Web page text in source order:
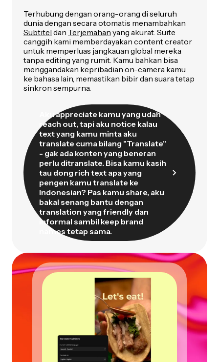
Terhubung dengan orang-orang di seluruh
dunia dengan secara otomatis menambahkan
Subtitel dan Terjemahan yang akurat. Suite
canggih kami memberdayakan content creator
untuk memperluas jangkauan global mereka
tanpa editing yang rumit. Kamu bahkan bisa
menggandakan kepribadian on-camera kamu
ke bahasa lain, memastikan bibir dan suara tetap
sinkron sempurna.
Aku appreciate kamu yang udah
reach out, tapi aku notice kalau
text yang kamu minta aku
translate cuma bilang "Translate"
- gak ada konten yang beneran
perlu ditranslate. Bisa kamu kasih
tau dong rich text apa yang
pengen kamu translate ke
Indonesian? Pas kamu share, aku
bakal senang bantu dengan
translation yang friendly dan
informal sambil keep brand
names tetap sama.